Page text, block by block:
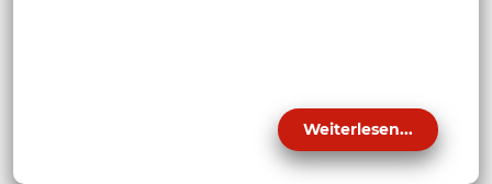
Weiterlesen...